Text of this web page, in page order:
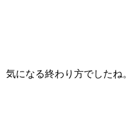
気になる終わり方でしたね。